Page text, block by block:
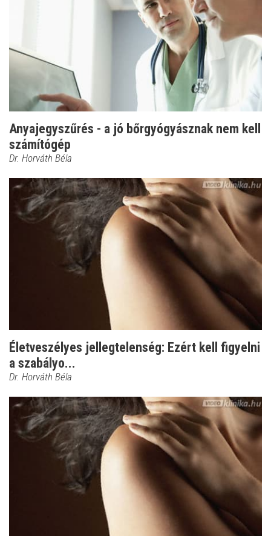
Anyajegyszűrés - a jó bőrgyógyásznak nem kell
számítógép
Dr. Horváth Béla
Életveszélyes jellegtelenség: Ezért kell figyelni
a szabályo...
Dr. Horváth Béla